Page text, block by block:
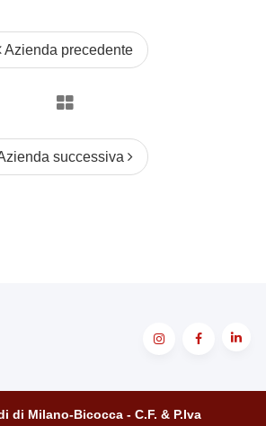
Azienda precedente
successiva
di Milano-Bicocca - C.F. & P.Iva